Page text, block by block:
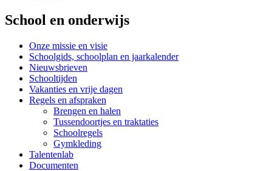
School en onderwijs
Onze missie en visie
Schoolgids, schoolplan en jaarkalender
Nieuwsbrieven
Schooltijden
Vakanties en vrije dagen
Regels en afspraken
Brengen en halen
Tussendoortjes en traktaties
Schoolregels
Gymkleding
Talentenlab
Documenten